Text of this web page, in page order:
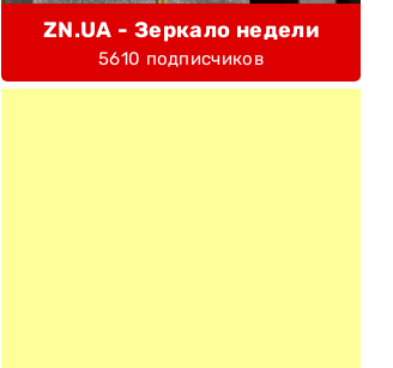
ZN.UA - Зеркало недели
5610 подписчиков